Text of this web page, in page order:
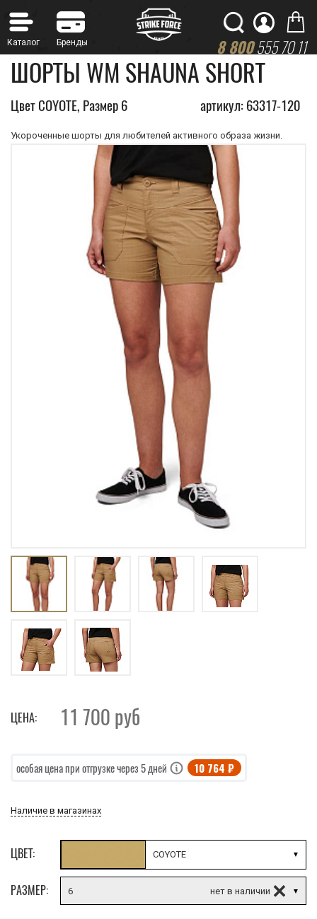
8 800555 70 11
ШОРТЫ WM SHAUNA SHORT
Цвет COYOTE, Размер 6 артикул: 63317-120
Укороченные шорты для любителей активного образа жизни.
ЦЕНА: 11 700 руб
особая цена при отгрузке через 5 дней 10 764 ₽
Наличие в магазинах
ЦВЕТ: COYOTE
РАЗМЕР: 6